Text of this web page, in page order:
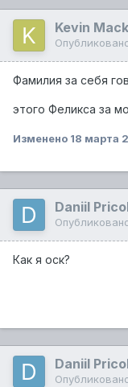
Kevin
Фамилия за себя
этого Феликса за
Изменено 18 марта
Daniil
Как я оск?
Daniil